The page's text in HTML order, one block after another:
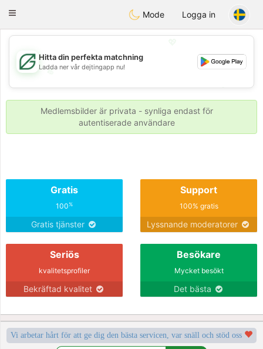
GulfDating
Toggle
Mode Logga in
💖
💕
💕
Hitta din perfekta matchning
Ladda ner vår dejtingapp nu!
Medlemsbilder är privata - synliga endast för
autentiserade användare
Gratis
100%
Gratis tjänster
Support
100% gratis
Lyssnande moderatorer
Seriös
kvalitetsprofiler
Bekräftad kvalitet
Besökare
Mycket besökt
Det bästa
Vi arbetar hårt för att ge dig den bästa servicen, var snäll och stöd oss